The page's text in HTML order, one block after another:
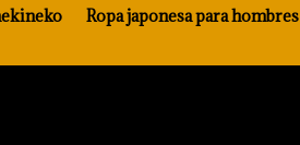
Ropa japonesa para hombres